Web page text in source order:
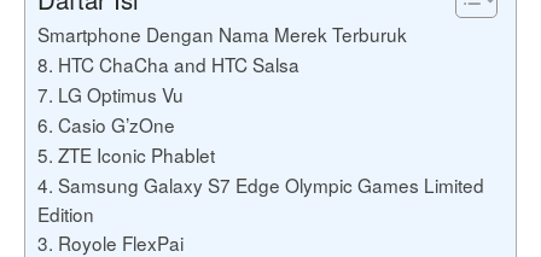
Smartphone Dengan Nama Merek Terburuk
8. HTC ChaCha and HTC Salsa
7. LG Optimus Vu
6. Casio G’zOne
5. ZTE Iconic Phablet
4. Samsung Galaxy S7 Edge Olympic Games Limited
Edition
3. Royole FlexPai